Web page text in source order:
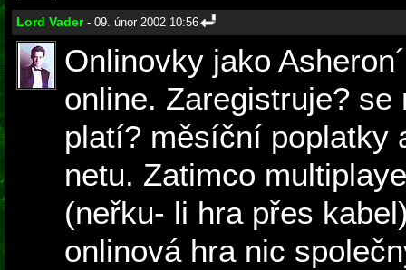
Lord Vader- 09. únor 2002 10:56
Onlinovky jako
online. Zaregistruje?
platí? měsíční poplatky
netu. Zatimco
(neřku- li hra přes
onlinová hra nic